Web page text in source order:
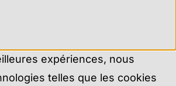
expériences, nous
telles que les cookies